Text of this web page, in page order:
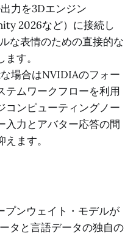
力を3Dエンジン
2026など）に接続し
な表情のための直接的な
す。
場合はNVIDIAのフォー
テムワークフローを利用
コンピューティングノー
入力とアバター応答の間
ます。
プンウェイト・モデルが
タと言語データの独自の